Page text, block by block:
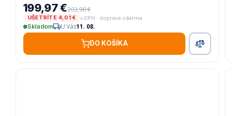
199,97 €203,98 €
UŠETRÍTE 4,01 €
s DPH · doprava zdarma
Skladom
U Vás11. 08.
DO KOŠÍKA